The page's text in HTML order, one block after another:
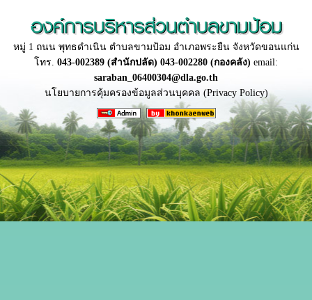
องค์การบริหารส่วนตำบลขามป้อม
หมู่ 1 ถนน พุทธดำเนิน ตำบลขามป้อม อำเภอพระยืน จังหวัดขอนแก่น
โทร. 043-002389 (สำนักปลัด) 043-002280 (กองคลัง) email:
saraban_06400304@dla.go.th
นโยบายการคุ้มครองข้อมูลส่วนบุคคล (Privacy Policy)